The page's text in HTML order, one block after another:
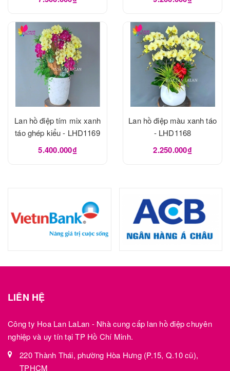
Lan hồ điệp tím mix xanh
táo ghép kiểu - LHD1169
5.400.000₫
Lan hồ điệp màu xanh táo
- LHD1168
2.250.000₫
LIÊN HỆ
Công ty Hoa Lan LaLan - Nhà cung cấp lan hồ điệp chuyên
nghiệp và uy tín tại TP Hồ Chí Minh.
220 Thành Thái, phường Hòa Hưng (P.15, Q.10 cũ),
TPHCM